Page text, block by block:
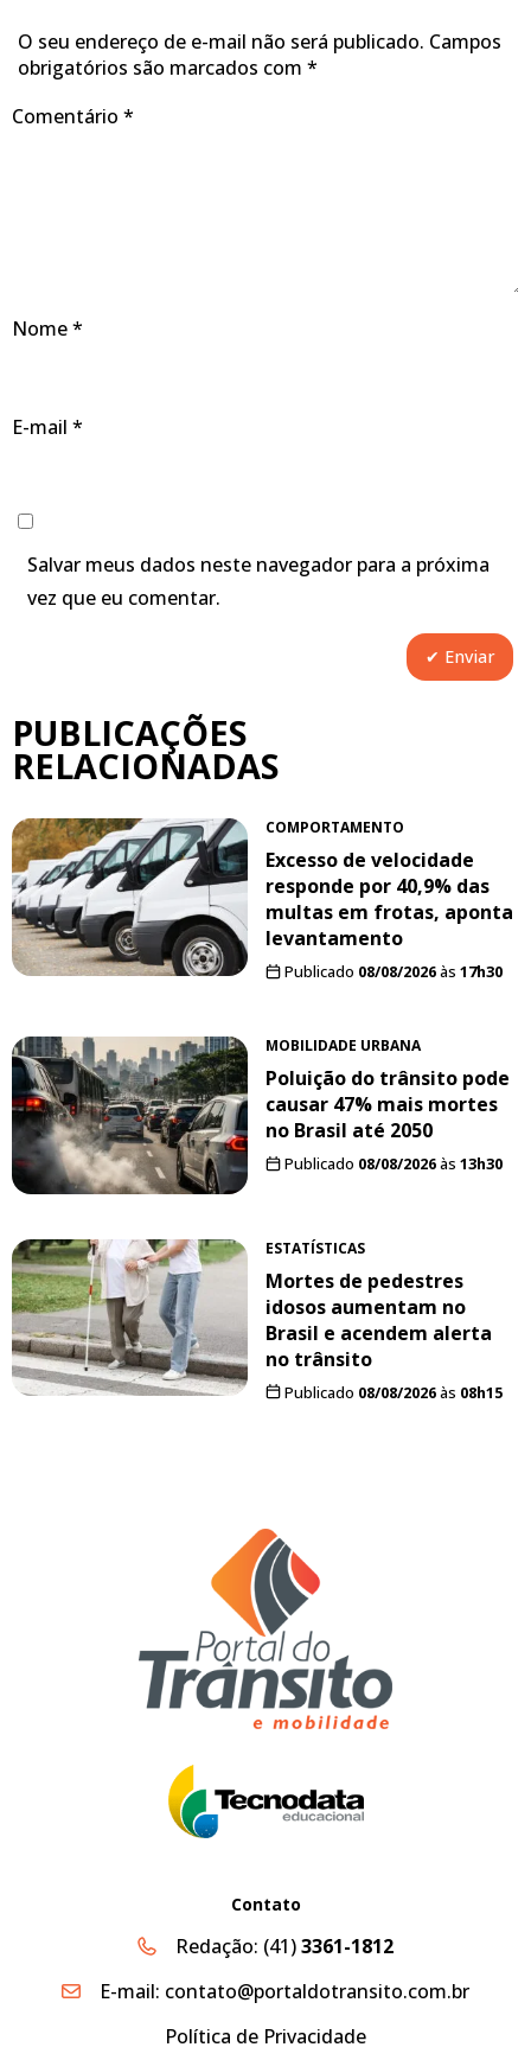
O seu endereço de e-mail não será publicado. Campos
obrigatórios são marcados com *
Comentário *
Nome*
E-mail *
Salvar meus dados neste navegador para a próxima
vez que eu comentar.
PUBLICAÇÕES
RELACIONADAS
COMPORTAMENTO
Excesso de velocidade
responde por 40,9% das
multas em frotas, aponta
levantamento
Publicado 08/08/2026às 17h30
MOBILIDADE URBANA
Poluição do trânsito pode
causar 47% mais mortes
no Brasil até 2050
Publicado 08/08/2026às 13h30
ESTATÍSTICAS
Mortes de pedestres
idosos aumentam no
Brasil e acendem alerta
no trânsito
Publicado 08/08/2026às 08h15
Contato
Redação: (41)3361-1812
E-mail: contato@portaldotransito.com.br
Política de Privacidade